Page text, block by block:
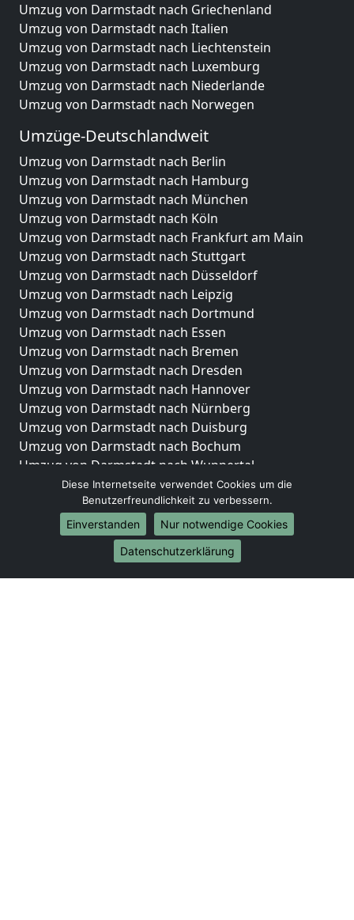
Umzug von Darmstadt nach Griechenland
Umzug von Darmstadt nach Italien
Umzug von Darmstadt nach Liechtenstein
Umzug von Darmstadt nach Luxemburg
Umzug von Darmstadt nach Niederlande
Umzug von Darmstadt nach Norwegen
Umzüge-Deutschlandweit
Umzug von Darmstadt nach Berlin
Umzug von Darmstadt nach Hamburg
Umzug von Darmstadt nach München
Umzug von Darmstadt nach Köln
Umzug von Darmstadt nach Frankfurt am Main
Umzug von Darmstadt nach Stuttgart
Umzug von Darmstadt nach Düsseldorf
Umzug von Darmstadt nach Leipzig
Umzug von Darmstadt nach Dortmund
Umzug von Darmstadt nach Essen
Umzug von Darmstadt nach Bremen
Umzug von Darmstadt nach Dresden
Umzug von Darmstadt nach Hannover
Umzug von Darmstadt nach Nürnberg
Umzug von Darmstadt nach Duisburg
Umzug von Darmstadt nach Bochum
Umzug von Darmstadt nach Wuppertal
Umzug von Darmstadt nach Bielefeld
Umzug von Darmstadt nach Bonn
Umzug von Darmstadt nach Münster
Internationale-Umzüge
Umzug von Darmstadt nach Brasilien
Diese Internetseite verwendet Cookies um die
Benutzerfreundlichkeit zu verbessern.
Einverstanden
Nur notwendige Cookies
Datenschutzerklärung